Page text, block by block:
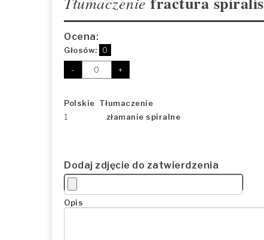
Ocena:
Głosów: 0
- +
Polskie Tłumaczenie
1
złamanie spiralne
Dodaj zdjęcie do zatwierdzenia
Opis